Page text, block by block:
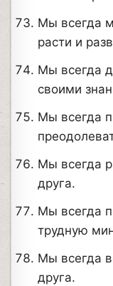
Мы всегда
расти и
Мы всегда
своими
Мы всегда
Мы всегда
друга.
Мы всегда
трудную
Мы всегда
друга.